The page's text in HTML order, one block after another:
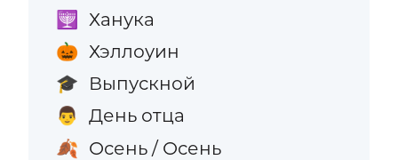
🕎 Ханука
🎃 Хэллоуин
🎓 Выпускной
👨 День отца
🍂 Осень / Осень